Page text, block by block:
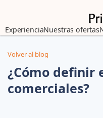
ExperienciaNuestras ofertas
Volver al blog
¿Cómo definir
comerciales?